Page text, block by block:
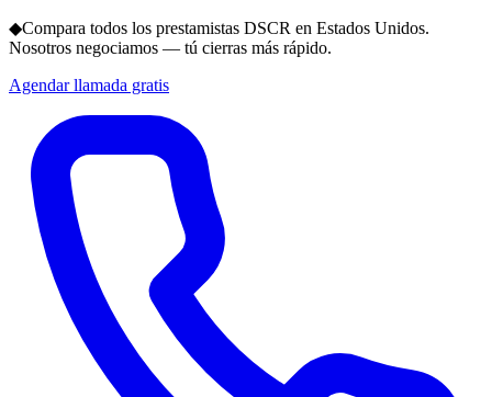
◆Compara todos los prestamistas DSCR en Estados Unidos.
Nosotros negociamos — tú cierras más rápido.
Agendar llamada gratis